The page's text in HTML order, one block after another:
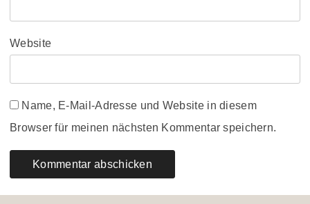
Website
Name, E-Mail-Adresse und Website in diesem
Browser für meinen nächsten Kommentar speichern.